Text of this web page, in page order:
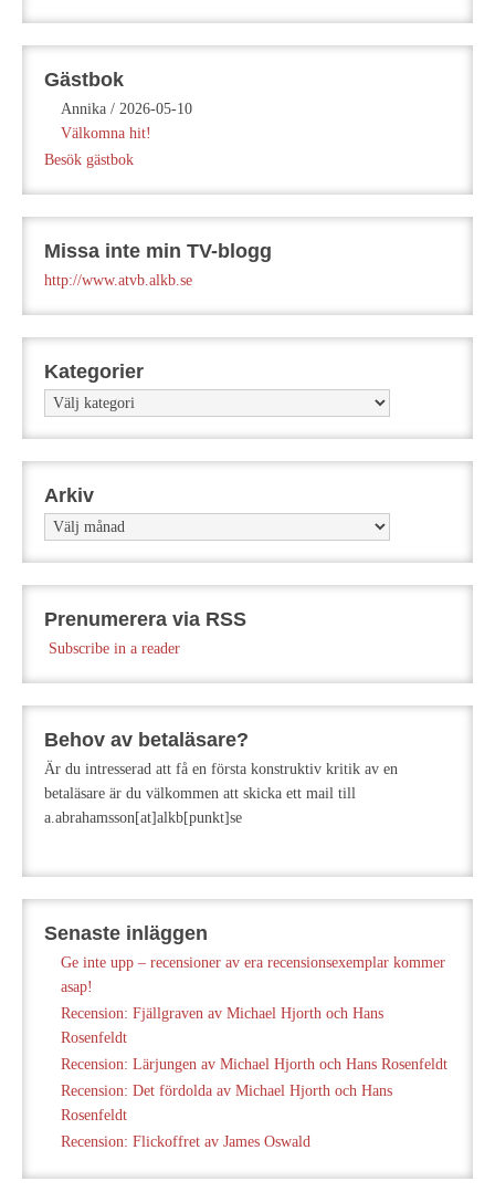
Gästbok
Annika / 2026-05-10
Välkomna hit!
Besök gästbok
Missa inte min TV-blogg
http://www.atvb.alkb.se
Kategorier
Kategorier
Arkiv
Arkiv
Prenumerera via RSS
Subscribe in a reader
Behov av betaläsare?
Är du intresserad att få en första konstruktiv kritik av en
betaläsare är du välkommen att skicka ett mail till
a.abrahamsson[at]alkb[punkt]se
Senaste inläggen
Ge inte upp – recensioner av era recensionsexemplar kommer
asap!
Recension: Fjällgraven av Michael Hjorth och Hans
Rosenfeldt
Recension: Lärjungen av Michael Hjorth och Hans Rosenfeldt
Recension: Det fördolda av Michael Hjorth och Hans
Rosenfeldt
Recension: Flickoffret av James Oswald